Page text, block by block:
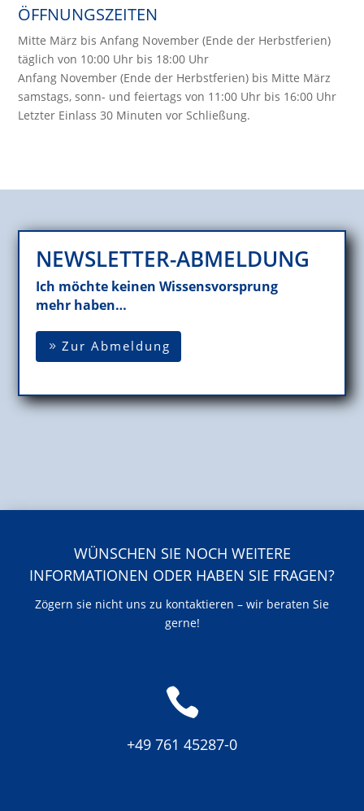
ÖFFNUNGSZEITEN
Mitte März bis Anfang November (Ende der Herbstferien)
täglich von 10:00 Uhr bis 18:00 Uhr
Anfang November (Ende der Herbstferien) bis Mitte März
samstags, sonn- und feiertags von 11:00 Uhr bis 16:00 Uhr
Letzter Einlass 30 Minuten vor Schließung.
NEWSLETTER-ABMELDUNG
Ich möchte keinen Wissensvorsprung
mehr haben…
Zur Abmeldung
WÜNSCHEN SIE NOCH WEITERE
INFORMATIONEN ODER HABEN SIE FRAGEN?
Zögern sie nicht uns zu kontaktieren – wir beraten Sie
gerne!

+49 761 45287-0